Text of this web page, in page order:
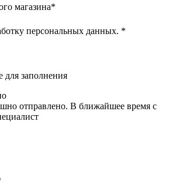
магазина*
персональных данных. *
для заполнения
отправлено. В ближайшее время с